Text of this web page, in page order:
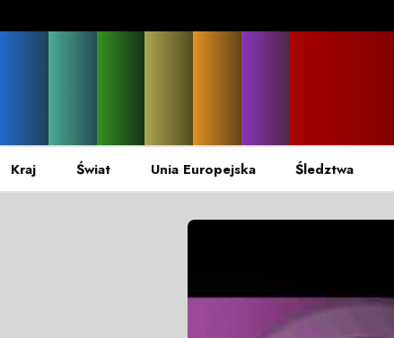
Kraj Świat Unia Europejska Śledztwa